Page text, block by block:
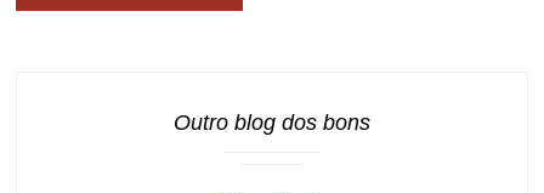
Outro blog dos bons